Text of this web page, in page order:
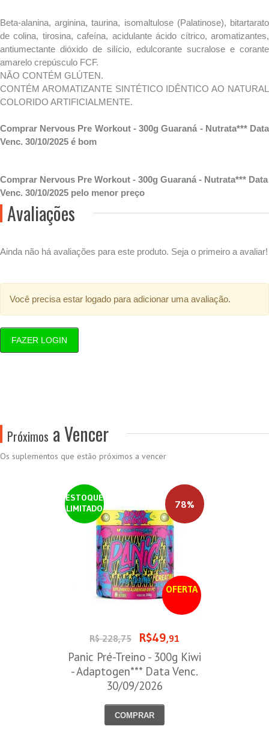
Beta-alanina, arginina, taurina, isomaltulose (Palatinose), bitartarato
de colina, tirosina, cafeína, acidulante ácido cítrico, aromatizantes,
antiumectante dióxido de silício, edulcorante sucralose e corante
amarelo crepúsculo FCF.
NÃO CONTÉM GLÚTEN.
CONTÉM AROMATIZANTE SINTÉTICO IDÊNTICO AO NATURAL
COLORIDO ARTIFICIALMENTE.
Comprar Nervous Pre Workout - 300g Guaraná - Nutrata*** Data
Venc. 30/10/2025 é bom
Comprar Nervous Pre Workout - 300g Guaraná - Nutrata*** Data
Venc. 30/10/2025 pelo menor preço
Avaliações
Ainda não há avaliações para este produto. Seja o primeiro a avaliar!
Você precisa estar logado para adicionar uma avaliação.
FAZER LOGIN
Próximos a Vencer
Os suplementos que estão próximos a vencer
ESTOQUE
LIMITADO
OFERTA
78%
R$ 228,75 R$49,91
Panic Pré-Treino - 300g Kiwi
- Adaptogen*** Data Venc.
30/09/2026
COMPRAR